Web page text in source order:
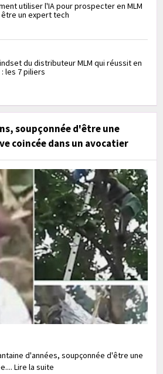
utiliser l'IA pour prospecter en MLM
être un expert tech
du distributeur MLM qui réussit en
les 7 piliers
soupçonnée d'être une
coincée dans un avocatier
d'années, soupçonnée d'être une
Lire la suite